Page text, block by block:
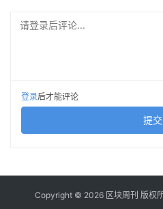
器访问（搜索引擎无法访问，
仅以比特币作为交易介质。政
是对资金的监管——背后的核
随着丝绸之路的崛起，比特
请登录后评论...
登录后才能评论
提交
Copyright © 2026 区块周刊 版权